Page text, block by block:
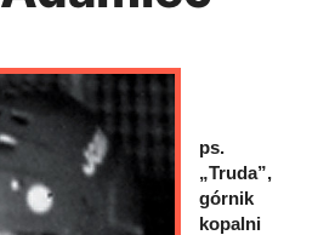
ps.
„Truda”,
górnik
kopalni